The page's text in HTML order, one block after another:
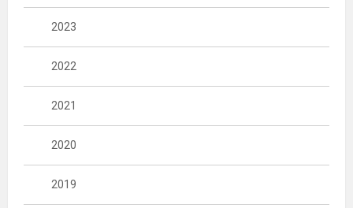
2023
2022
2021
2020
2019